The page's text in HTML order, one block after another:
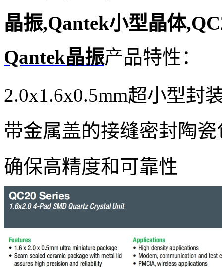
晶振,Qantek小型晶体
Qantek晶振产品特性：
2.0x1.6x0.5mm超小型封
带金属盖的接缝密封陶瓷
确保高精度和可靠性